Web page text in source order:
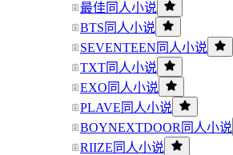
最佳同人小说
BTS同人小说
SEVENTEEN同人小说
TXT同人小说
EXO同人小说
PLAVE同人小说
BOYNEXTDOOR同人小说
RIIZE同人小说